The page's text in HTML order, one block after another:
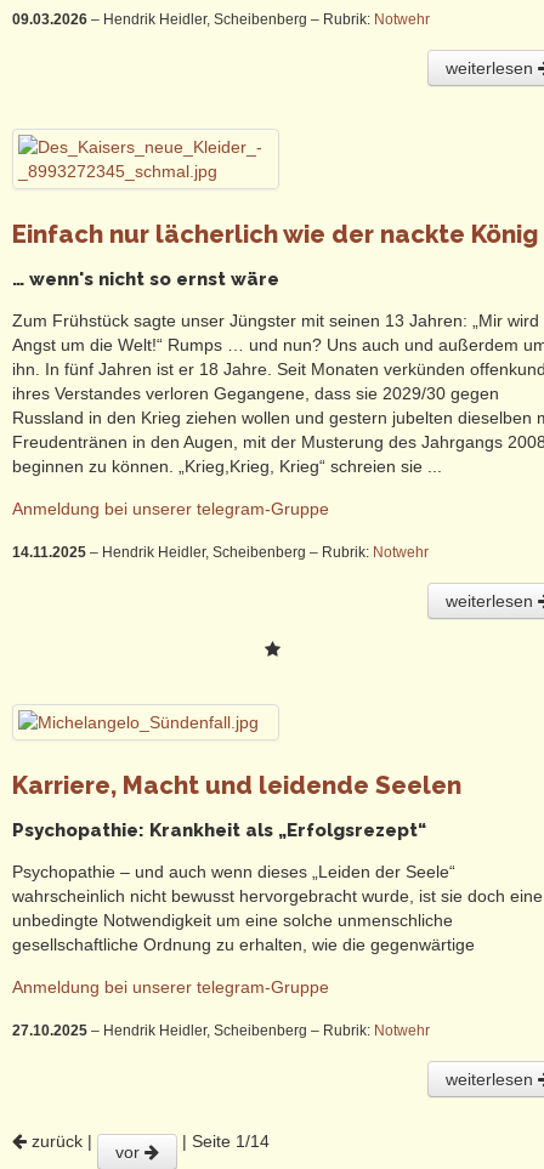
09.03.2026 – Hendrik Heidler, Scheibenberg – Rubrik: Notwehr
weiterlesen
Einfach nur lächerlich wie der nackte König
… wenn's nicht so ernst wäre
Zum Frühstück sagte unser Jüngster mit seinen 13 Jahren: „Mir wird
Angst um die Welt!“ Rumps … und nun? Uns auch und außerdem
ihn. In fünf Jahren ist er 18 Jahre. Seit Monaten verkünden
ihres Verstandes verloren Gegangene, dass sie 2029/30 gegen
Russland in den Krieg ziehen wollen und gestern jubelten dieselben
Freudentränen in den Augen, mit der Musterung des Jahrgangs
beginnen zu können. „Krieg,Krieg, Krieg“ schreien sie ...
Anmeldung bei unserer telegram-Gruppe
14.11.2025 – Hendrik Heidler, Scheibenberg – Rubrik: Notwehr
weiterlesen
Karriere, Macht und leidende Seelen
Psychopathie: Krankheit als „Erfolgsrezept“
Psychopathie – und auch wenn dieses „Leiden der Seele“
wahrscheinlich nicht bewusst hervorgebracht wurde, ist sie doch eine
unbedingte Notwendigkeit um eine solche unmenschliche
gesellschaftliche Ordnung zu erhalten, wie die gegenwärtige
Anmeldung bei unserer telegram-Gruppe
27.10.2025 – Hendrik Heidler, Scheibenberg – Rubrik: Notwehr
weiterlesen
zurück |
vor
| Seite 1/14